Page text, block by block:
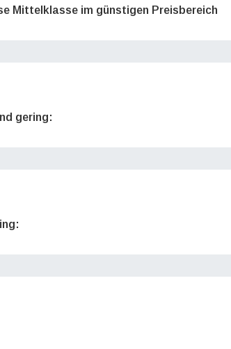
Mittelklasse im günstigen Preisbereich
gering: